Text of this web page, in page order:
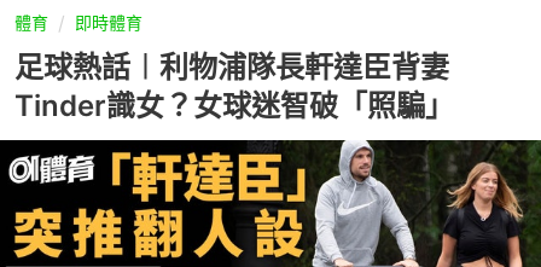
體育 即時體育
足球熱話︱利物浦隊長軒達臣背妻
Tinder識女？女球迷智破「照騙」